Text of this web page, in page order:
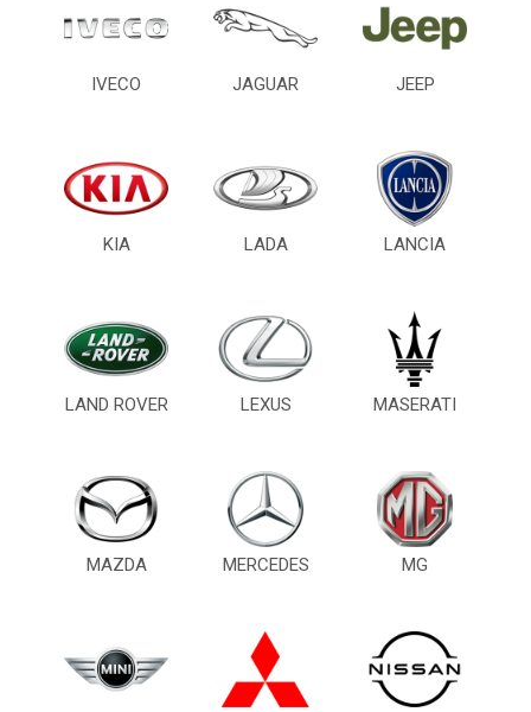
IVECO JAGUAR JEEP
KIA LADA LANCIA
LAND ROVER LEXUS MASERATI
MAZDA MERCEDES MG